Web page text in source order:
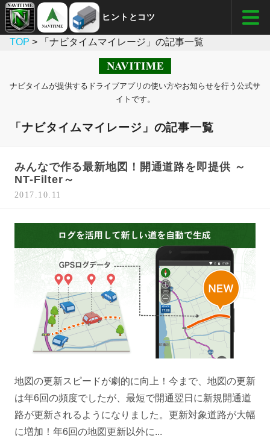
ヒントとコツ
TOP > 「ナビタイムマイレージ」の記事一覧
ナビタイムが提供するドライブアプリの使い方やお知らせを行う公式サ
イトです。
「ナビタイムマイレージ」の記事一覧
みんなで作る最新地図！開通道路を即提供 ～
NT-Filter～
2017.10.11
地図の更新スピードが劇的に向上！今まで、地図の更新
は年6回の頻度でしたが、最短で開通翌日に新規開通道
路が更新されるようになりました。更新対象道路が大幅
に増加！年6回の地図更新以外に...